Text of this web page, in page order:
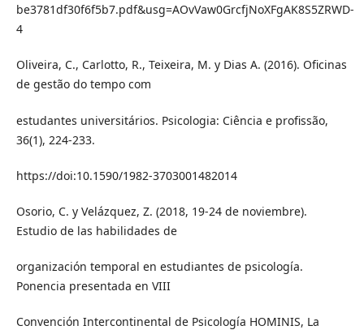
be3781df30f6f5b7.pdf&usg=AOvVaw0GrcfjNoXFgAK8S5ZRWD-
4
Oliveira, C., Carlotto, R., Teixeira, M. y Dias A. (2016). Oficinas
de gestão do tempo com
estudantes universitários. Psicologia: Ciência e profissão,
36(1), 224-233.
https://doi:10.1590/1982-3703001482014
Osorio, C. y Velázquez, Z. (2018, 19-24 de noviembre).
Estudio de las habilidades de
organización temporal en estudiantes de psicología.
Ponencia presentada en VIII
Convención Intercontinental de Psicología HOMINIS, La